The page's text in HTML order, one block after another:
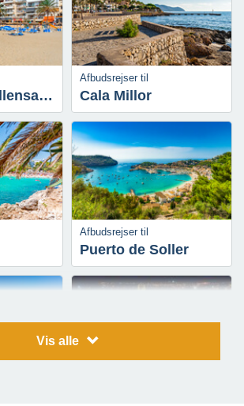
Puerto de Pollensa & Pollensa
Afbudsrejser til
Cala Millor
Afbudsrejser til
Puerto de Soller
Vis alle